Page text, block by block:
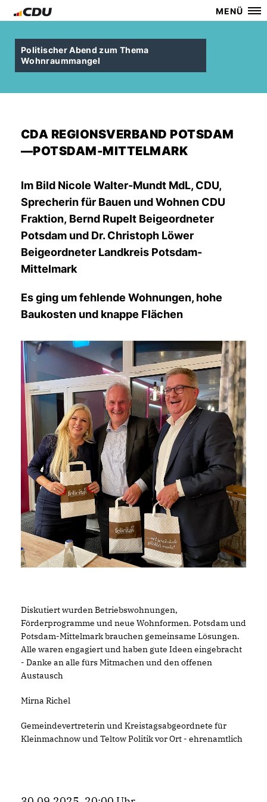
MENÜ
Politischer Abend zum Thema
Wohnraummangel
CDA REGIONSVERBAND POTSDAM
—POTSDAM-MITTELMARK
Im Bild Nicole Walter-Mundt MdL, CDU,
Sprecherin für Bauen und Wohnen CDU
Fraktion, Bernd Rupelt Beigeordneter
Potsdam und Dr. Christoph Löwer
Beigeordneter Landkreis Potsdam-
Mittelmark
Es ging um fehlende Wohnungen, hohe
Baukosten und knappe Flächen
Diskutiert wurden Betriebswohnungen,
Förderprogramme und neue Wohnformen. Potsdam und
Potsdam-Mittelmark brauchen gemeinsame Lösungen.
Alle waren engagiert und haben gute Ideen eingebracht
- Danke an alle fürs Mitmachen und den offenen
Austausch
Mirna Richel
Gemeindevertreterin und Kreistagsabgeordnete für
Kleinmachnow und Teltow Politik vor Ort - ehrenamtlich